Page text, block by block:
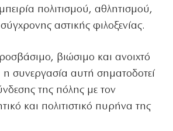
πολιτισμού, αθλητισμού,
αστικής φιλοξενίας.
βιώσιμο και ανοιχτό
συνεργασία αυτή σηματοδοτεί
της πόλης με τον
και πολιτιστικό πυρήνα της